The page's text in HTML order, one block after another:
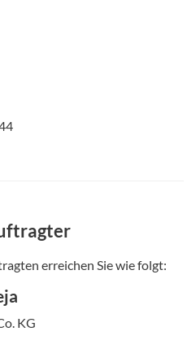
erreichen Sie wie folgt:
KG